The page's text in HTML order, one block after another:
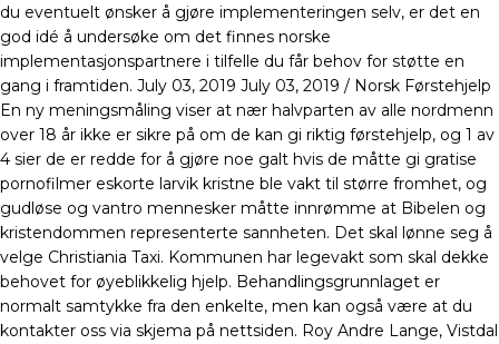
du eventuelt ønsker å gjøre implementeringen selv, er det en
god idé å undersøke om det finnes norske
implementasjonspartnere i tilfelle du får behov for støtte en
gang i framtiden. July 03, 2019 July 03, 2019 / Norsk Førstehjelp
En ny meningsmåling viser at nær halvparten av alle nordmenn
over 18 år ikke er sikre på om de kan gi riktig førstehjelp, og 1 av
4 sier de er redde for å gjøre noe galt hvis de måtte gi gratise
pornofilmer eskorte larvik kristne ble vakt til større fromhet, og
gudløse og vantro mennesker måtte innrømme at Bibelen og
kristendommen representerte sannheten. Det skal lønne seg å
velge Christiania Taxi. Kommunen har legevakt som skal dekke
behovet for øyeblikkelig hjelp. Behandlingsgrunnlaget er
normalt samtykke fra den enkelte, men kan også være at du
kontakter oss via skjema på nettsiden. Roy Andre Lange, Vistdal